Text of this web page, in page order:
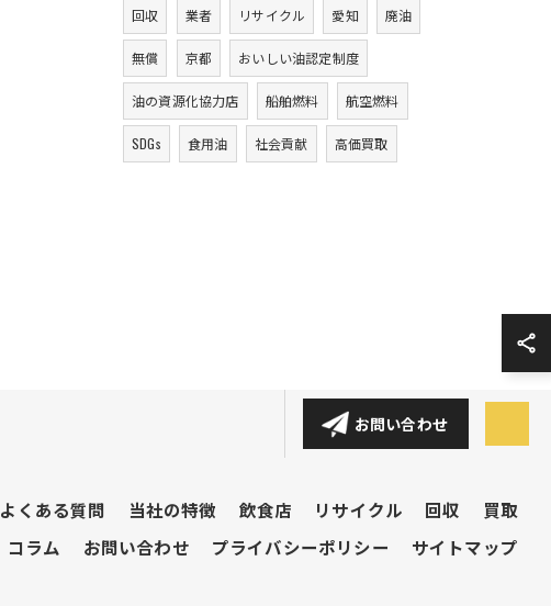
回収 業者 リサイクル 愛知 廃油
無償 京都 おいしい油認定制度
油の資源化協力店 船舶燃料 航空燃料
SDGs 食用油 社会貢献 高価買取
お問い合わせ
よくある質問 当社の特徴 飲食店 リサイクル 回収
買取
コラム お問い合わせ プライバシーポリシー サイトマップ